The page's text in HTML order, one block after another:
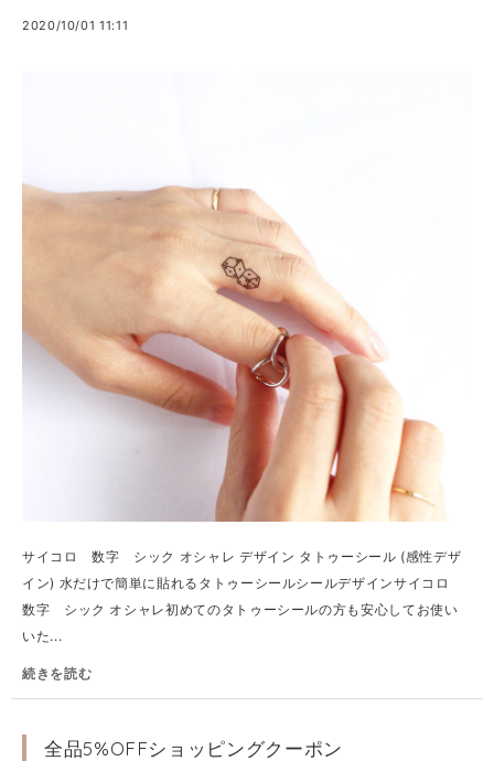
2020/10/01 11:11
サイコロ 数字 シック オシャレ デザイン タトゥーシール (感性デザ
イン) 水だけで簡単に貼れるタトゥーシールシールデザインサイコロ
数字 シック オシャレ初めてのタトゥーシールの方も安心してお使い
いた...
続きを読む
全品5%OFFショッピングクーポン